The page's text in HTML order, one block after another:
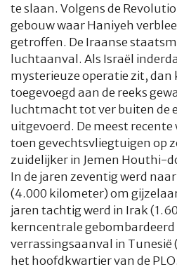
te slaan. Volgens de
gebouw waar Haniyeh
getroffen. De Iraanse
luchtaanval. Als Israël
mysterieuze operatie zit, dan
toegevoegd aan de reeks
luchtmacht tot ver buiten de
uitgevoerd. De meest recente
toen gevechtsvliegtuigen op
zuidelijker in Jemen Houthi-
In de jaren zeventig werd
(4.000 kilometer) om
jaren tachtig werd in Irak
kerncentrale gebombardeerd
verrassingsaanval in Tunesië
het hoofdkwartier van de